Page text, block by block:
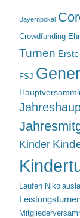
Bayernpokal
Crowdfunding
Turnen
FSJ
Kinder
Laufen